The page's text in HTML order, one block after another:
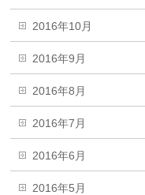
2016年10月
2016年9月
2016年8月
2016年7月
2016年6月
2016年5月